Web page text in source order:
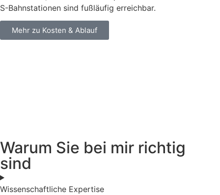
S-Bahnstationen sind fußläufig erreichbar.
Mehr zu Kosten & Ablauf
Warum Sie bei mir richtig
sind
Wissenschaftliche Expertise